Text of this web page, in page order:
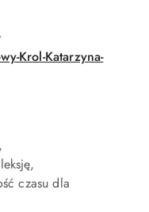
Krol-Katarzyna-
czasu dla